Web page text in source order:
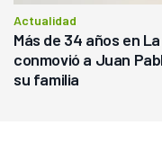
Actualidad
Más de 34 años en
conmovió a Juan
su familia